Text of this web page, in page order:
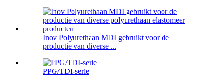
Inov Polyurethaan MDI gebruikt voor de
productie van diverse ...
PPG/TDI-serie